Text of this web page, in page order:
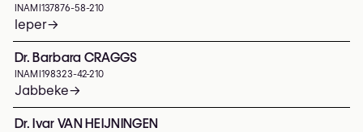
INAMI 137876-58-210
Ieper→
Dr. Barbara CRAGGS
INAMI 198323-42-210
Jabbeke→
Dr. Ivar VAN HEIJNINGEN